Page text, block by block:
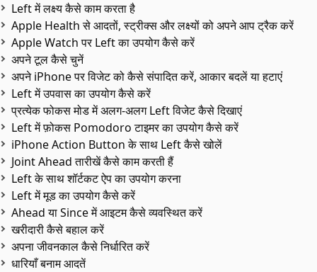
Left में लक्ष्य कैसे काम करता है
Apple Health से आदतों, स्ट्रीक्स और लक्ष्यों को अपने आप ट्रैक करें
Apple Watch पर Left का उपयोग कैसे करें
अपने टूल कैसे चुनें
अपने iPhone पर विजेट को कैसे संपादित करें, आकार बदलें या हटाएं
Left में उपवास का उपयोग कैसे करें
प्रत्येक फोकस मोड में अलग-अलग Left विजेट कैसे दिखाएं
Left में फ़ोकस Pomodoro टाइमर का उपयोग कैसे करें
iPhone Action Button के साथ Left कैसे खोलें
Joint Ahead तारीखें कैसे काम करती हैं
Left के साथ शॉर्टकट ऐप का उपयोग करना
Left में मूड का उपयोग कैसे करें
Ahead या Since में आइटम कैसे व्यवस्थित करें
खरीदारी कैसे बहाल करें
अपना जीवनकाल कैसे निर्धारित करें
धारियाँ बनाम आदतें